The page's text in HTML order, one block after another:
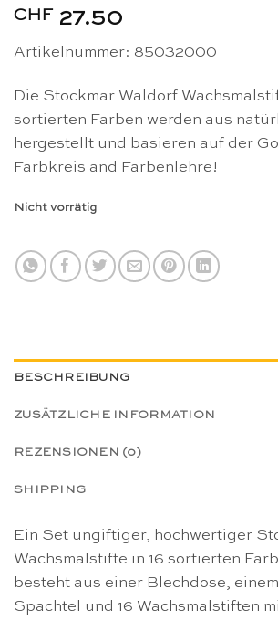
CHF 27.50
Artikelnummer: 85032000
Die Stockmar Waldorf
sortierten Farben werden aus
hergestellt und basieren auf der
Farbkreis and Farbenlehre!
Nicht vorrätig
BESCHREIBUNG
ZUSÄTZLICHE INFORMATION
REZENSIONEN (0)
SHIPPING
Ein Set ungiftiger, hochwertiger
Wachsmalstifte in 16 sortierten
besteht aus einer Blechdose,
Spachtel und 16 Wachsmalstiften